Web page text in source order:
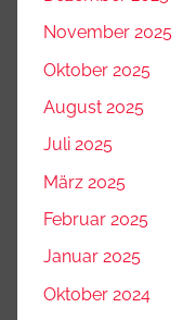
November 2025
Oktober 2025
August 2025
Juli 2025
März 2025
Februar 2025
Januar 2025
Oktober 2024